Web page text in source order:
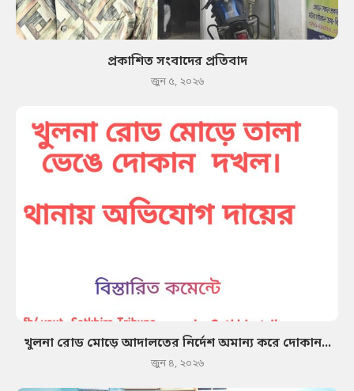
প্রকাশিত সংবাদের প্রতিবাদ
জুন ৫, ২০২৬
খুলনা রোড মোড়ে আদালতের নির্দেশ অমান্য করে দোকান...
জুন ৪, ২০২৬